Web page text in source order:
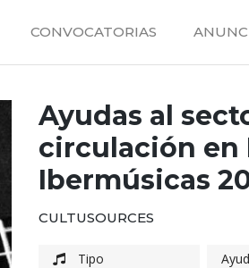
CONVOCATORIAS
Ayudas al
circulación en
Ibermúsicas
CULTUSOURCES
Tipo